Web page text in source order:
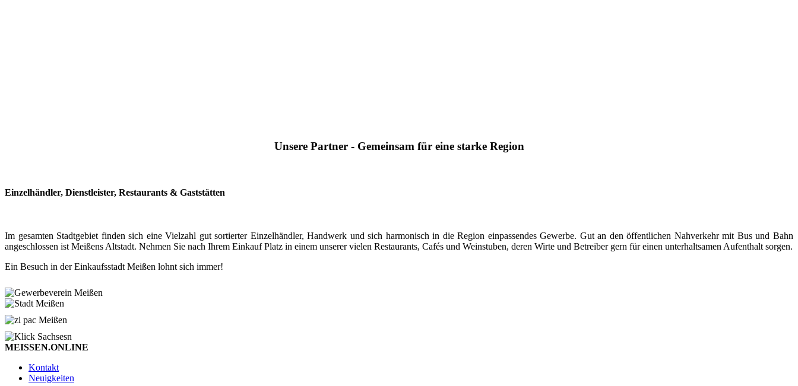
Unsere Partner - Gemeinsam für eine starke Region
Einzelhändler, Dienstleister, Restaurants & Gaststätten
Im gesamten Stadtgebiet finden sich eine Vielzahl gut sortierter Einzelhändler, Handwerk und sich harmonisch in die Region einpassendes Gewerbe. Gut an den öffentlichen Nahverkehr mit Bus und Bahn
angeschlossen ist Meißens Altstadt. Nehmen Sie nach Ihrem Einkauf Platz in einem unserer vielen Restaurants, Cafés und Weinstuben, deren Wirte und Betreiber gern für einen unterhaltsamen Aufenthalt sorgen.
Ein Besuch in der Einkaufsstadt Meißen lohnt sich immer!
MEISSEN.ONLINE
Kontakt
Neuigkeiten